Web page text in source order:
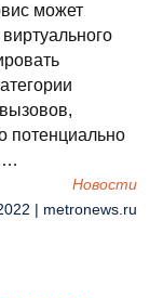
может
потенциально
…
Новости
| metronews.ru